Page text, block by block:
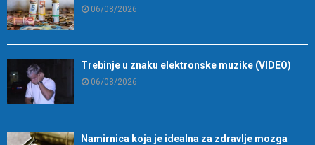
06/08/2026
Trebinje u znaku elektronske muzike (VIDEO)
06/08/2026
Namirnica koja je idealna za zdravlje mozga